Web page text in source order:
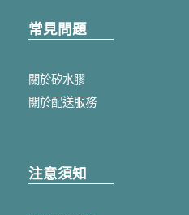
常見問題
關於矽水膠
關於配送服務
注意須知